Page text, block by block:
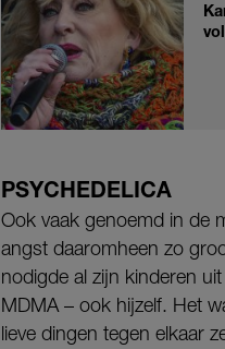
PSYCHEDELICA
Ook vaak genoemd in de
angst daaromheen zo
nodigde al zijn kinderen
MDMA – ook hijzelf. Het
lieve dingen tegen elkaar